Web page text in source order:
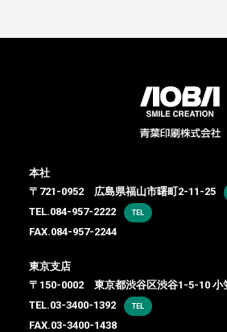
本社
〒721-0952 広島県福山市曙町2-11-25
TEL.084-957-2222 TEL
FAX.084-957-2244
東京支店
〒150-0002 東京都渋谷区渋谷1-5-10 小
TEL.03-3400-1392 TEL
FAX.03-3400-1438